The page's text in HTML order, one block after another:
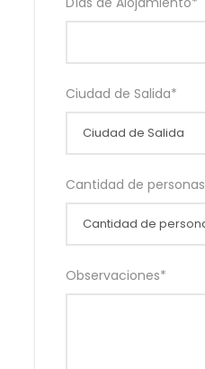
Ciudad de Salida*
Cantidad de personas
Observaciones*
No Incluye
Boleto aéreo.
Galeria